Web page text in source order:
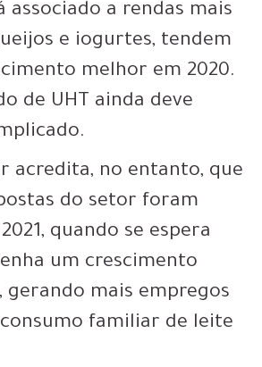
associado a rendas mais
e iogurtes, tendem
melhor em 2020.
de UHT ainda deve
acredita, no entanto, que
do setor foram
quando se espera
um crescimento
gerando mais empregos
familiar de leite